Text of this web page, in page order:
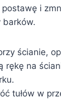
i
barków.
ścianie,
rękę na
tułów w